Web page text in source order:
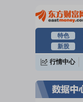
特色
新股
行情中心